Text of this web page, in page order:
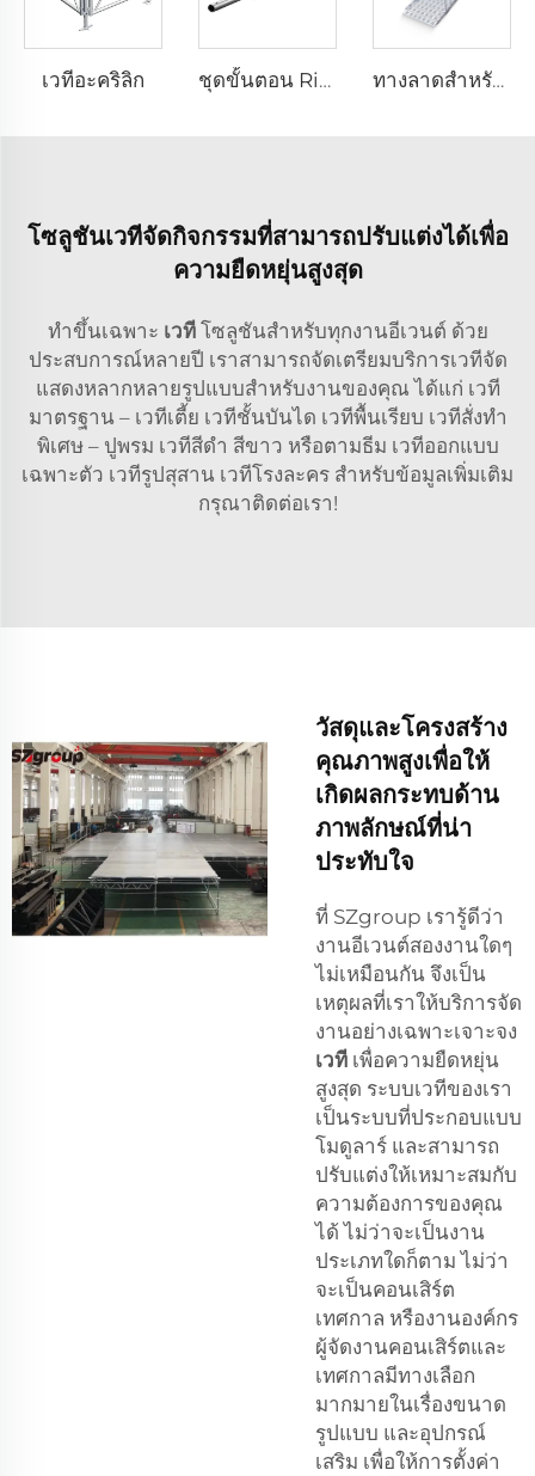
เวทีอะคริลิก ชุดขั้นตอน Ringlock ทางลาดสำหรับรถเข็นและสกูตเตอร์
โซลูชันเวทีจัดกิจกรรมที่สามารถปรับแต่งได้เพื่อ
ความยืดหยุ่นสูงสุด
ทำขึ้นเฉพาะ เวที โซลูชันสำหรับทุกงานอีเวนต์ ด้วย
ประสบการณ์หลายปี เราสามารถจัดเตรียมบริการเวทีจัด
แสดงหลากหลายรูปแบบสำหรับงานของคุณ ได้แก่ เวที
มาตรฐาน – เวทีเตี้ย เวทีชั้นบันได เวทีพื้นเรียบ เวทีสั่งทำ
พิเศษ – ปูพรม เวทีสีดำ สีขาว หรือตามธีม เวทีออกแบบ
เฉพาะตัว เวทีรูปสุสาน เวทีโรงละคร สำหรับข้อมูลเพิ่มเติม
กรุณาติดต่อเรา!
วัสดุและโครงสร้าง
คุณภาพสูงเพื่อให้
เกิดผลกระทบด้าน
ภาพลักษณ์ที่น่า
ประทับใจ
ที่ SZgroup เรารู้ดีว่า
งานอีเวนต์สองงานใดๆ
ไม่เหมือนกัน จึงเป็น
เหตุผลที่เราให้บริการจัด
งานอย่างเฉพาะเจาะจง
เวที เพื่อความยืดหยุ่น
สูงสุด ระบบเวทีของเรา
เป็นระบบที่ประกอบแบบ
โมดูลาร์ และสามารถ
ปรับแต่งให้เหมาะสมกับ
ความต้องการของคุณ
ได้ ไม่ว่าจะเป็นงาน
ประเภทใดก็ตาม ไม่ว่า
จะเป็นคอนเสิร์ต
เทศกาล หรืองานองค์กร
ผู้จัดงานคอนเสิร์ตและ
เทศกาลมีทางเลือก
มากมายในเรื่องขนาด
รูปแบบ และอุปกรณ์
เสริม เพื่อให้การตั้งค่า